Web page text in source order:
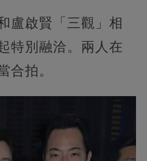
盧啟賢「三觀」相
特別融洽。兩人在
合拍。